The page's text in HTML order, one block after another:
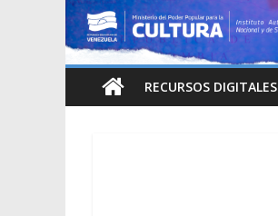
RECURSOS DIGITALES